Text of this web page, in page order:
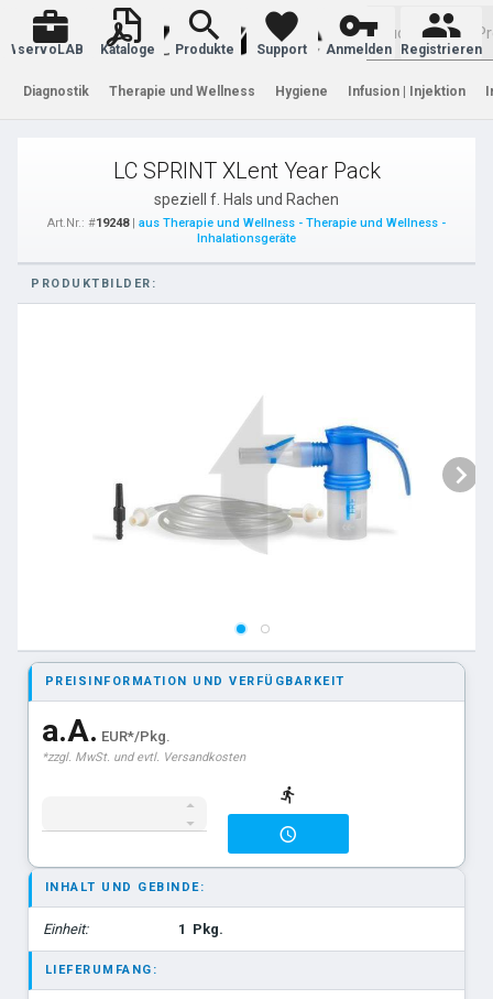
Warenkorb
servoLAB Kataloge Produkte Support Anmelden Registrieren
Diagnostik Therapie und Wellness Hygiene Infusion | Injektion
LC SPRINT XLent Year Pack
speziell f. Hals und Rachen
Art.Nr.: #19248| aus Therapie und Wellness - Therapie und Wellness -
Inhalationsgeräte
PRODUKTBILDER:
PREISINFORMATION UND VERFÜGBARKEIT
a.A. EUR*/Pkg.
*zzgl. MwSt. und evtl. Versandkosten
INHALT UND GEBINDE:
Einheit: 1 Pkg.
LIEFERUMFANG: